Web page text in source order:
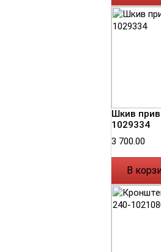
Шкив
1029334
3 700.00
В